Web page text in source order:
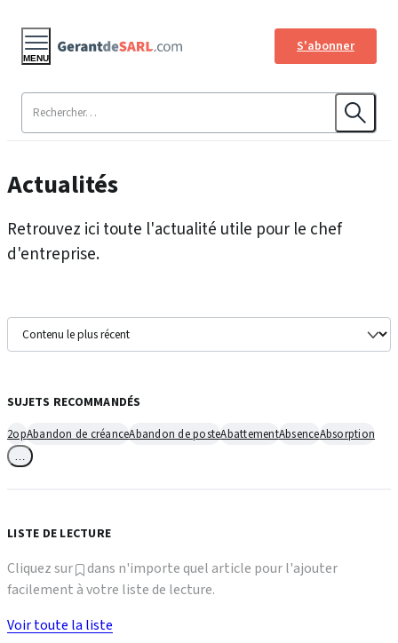
S'abonner
MENU
Actualités
Retrouvez ici toute l'actualité utile pour le chef
d'entreprise.
SUJETS RECOMMANDÉS
2opAbandon de créanceAbandon de posteAbattementAbsenceAbsorption
LISTE DE LECTURE
Cliquez sur
dans n'importe quel article pour l'ajouter
facilement à votre liste de lecture.
Voir toute la liste